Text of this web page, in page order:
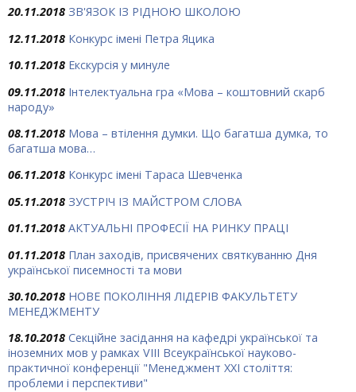
20.11.2018 ЗВ'ЯЗОК ІЗ РІДНОЮ ШКОЛОЮ
12.11.2018 Конкурс імені Петра Яцика
10.11.2018 Екскурсія у минуле
09.11.2018 Інтелектуальна гра «Мова – коштовний скарб
народу»
08.11.2018 Мова – втілення думки. Що багатша думка, то
багатша мова…
06.11.2018 Конкурс імені Тараса Шевченка
05.11.2018 ЗУСТРІЧ ІЗ МАЙСТРОМ СЛОВА
01.11.2018 АКТУАЛЬНІ ПРОФЕСІЇ НА РИНКУ ПРАЦІ
01.11.2018 План заходів, присвячених святкуванню Дня
української писемності та мови
30.10.2018 НОВЕ ПОКОЛІННЯ ЛІДЕРІВ ФАКУЛЬТЕТУ
МЕНЕДЖМЕНТУ
18.10.2018 Секційне засідання на кафедрі української та
іноземних мов у рамках VІІІ Всеукраїнської науково-
практичної конференції "Менеджмент ХХІ століття:
проблеми і перспективи"